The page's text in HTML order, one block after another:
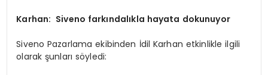
Karhan: Siveno farkındalıkla hayata dokunuyor
Siveno Pazarlama ekibinden İdil Karhan etkinlikle ilgili
olarak şunları söyledi: